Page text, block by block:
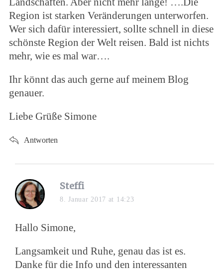
Region ist starken Veränderungen unterworfen.
Wer sich dafür interessiert, sollte schnell in diese
schönste Region der Welt reisen. Bald ist nichts
mehr, wie es mal war….
Ihr könnt das auch gerne auf meinem Blog
genauer.
Liebe Grüße Simone
Antworten
Steffi
8. Januar 2017 at 14:23
Hallo Simone,
Langsamkeit und Ruhe, genau das ist es.
Danke für die Info und den interessanten